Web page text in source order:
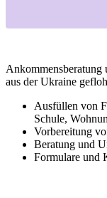
Ankommensberatung
aus der Ukraine
Ausfüllen von
Schule,
Vorbereitung
Beratung und
Formulare und